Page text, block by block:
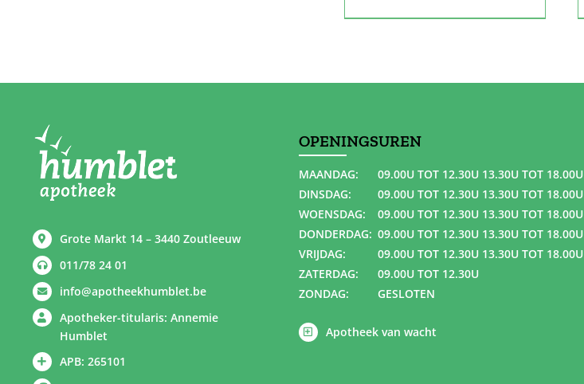
Grote Markt 14 – 3440 Zoutleeuw
011/78 24 01
info@apotheekhumblet.be
Apotheker-titularis: Annemie
Humblet
APB: 265101
OPENINGSUREN
MAANDAG:
09.00U TOT 12.30U 13.30U TOT 18.00U
DINSDAG:
09.00U TOT 12.30U 13.30U TOT 18.00U
WOENSDAG:
09.00U TOT 12.30U 13.30U TOT 18.00U
DONDERDAG: 09.00U TOT 12.30U 13.30U TOT 18.00U
VRIJDAG:
09.00U TOT 12.30U 13.30U TOT 18.00U
ZATERDAG:
09.00U TOT 12.30U
ZONDAG:
GESLOTEN
Apotheek van wacht